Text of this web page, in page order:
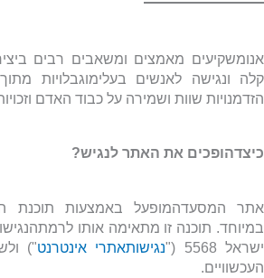
אנומשקיעים מאמצים ומשאבים רבים
קלה ונגישה לאנשים בעלימוגבלויות
הזדמנויות שוות ושמירה על כבוד האדם
כיצדהופכים את האתר לנגיש?
אתר המסעדהמופעל באמצעות תוכנת
במיוחד. תוכנה זו מתאימה אותו
ישראל 5568 ("
נגישותאתרי אינטרנט")
העכשוויים.